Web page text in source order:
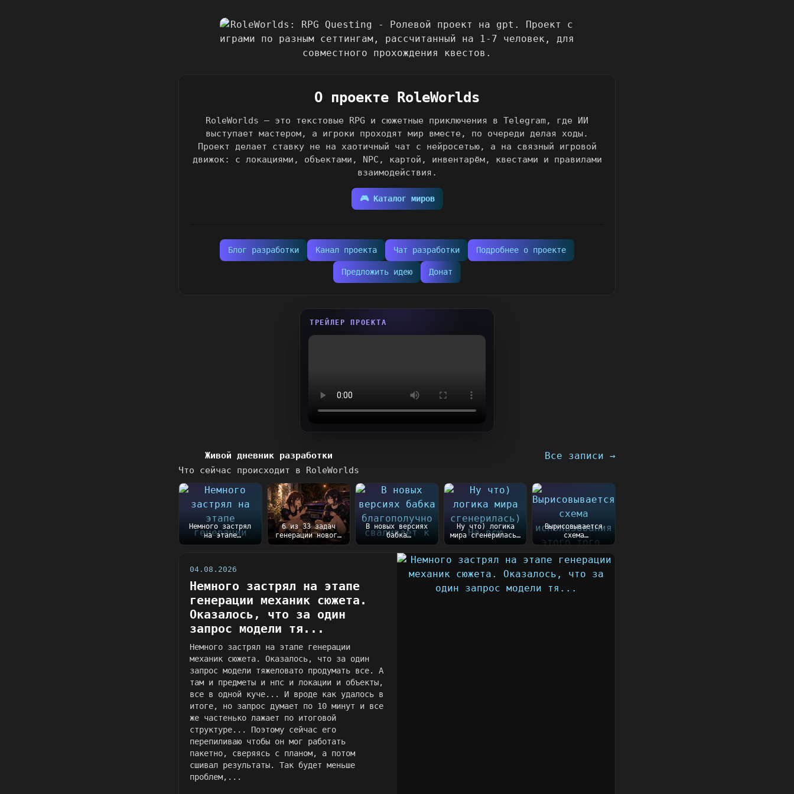
О проекте RoleWorlds
RoleWorlds — это текстовые RPG и сюжетные приключения в Telegram, где ИИ
выступает мастером, а игроки проходят мир вместе, по очереди делая ходы.
Проект делает ставку не на хаотичный чат с нейросетью, а на связный игровой
движок: с локациями, объектами, NPC, картой, инвентарём, квестами и правилами
взаимодействия.
🎮 Каталог миров
Блог разработки Канал проекта Чат разработки Подробнее о проекте
Предложить идею Донат
ТРЕЙЛЕР ПРОЕКТА
Живой дневник разработки
Что сейчас происходит в RoleWorlds
Все записи →
Немного застрял
на этапе
генерации механик
6 из 33 задач
генерации нового
мира с вселенной
В новых версиях
бабка
благополучно
сваливает к
сестре после
закл...
Ну что) логика
мира сгенерилась)
На всю генерацию
ушло порядка 5...
Вырисовывается
схема
использования
этого того, что
пишу сейчас....
04.08.2026
Немного застрял на этапе
генерации механик сюжета.
Оказалось, что за один
запрос модели тя...
Немного застрял на этапе генерации
механик сюжета. Оказалось, что за один
запрос модели тяжеловато продумать все. А
там и предметы и нпс и локации и объекты,
все в одной куче... И вроде как удалось в
итоге, но запрос думает по 10 минут и все
же частенько лажает по итоговой
структуре... Поэтому сейчас его
перепиливаю чтобы он мог работать
пакетно, сверяясь с планом, а потом
сшивал результаты. Так будет меньше
проблем,...